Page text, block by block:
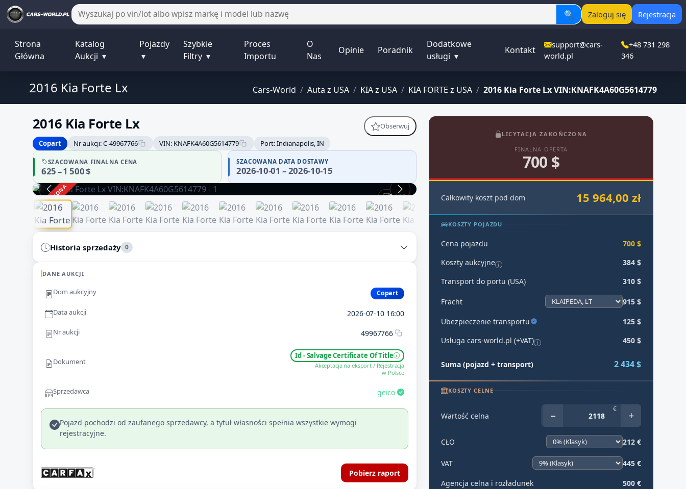
🔍 Zaloguj się Rejestracja
Strona
Główna
Katalog
Aukcji ▾
Pojazdy
▾
Szybkie
Filtry ▾
Proces
Importu
O
Nas
Opinie Poradnik
Dodatkowe
usługi ▾
Kontakt
support@cars-
world.pl
+48 731 298
346
Cars-World / Auta z USA / KIA z USA / KIA FORTE z USA / 2016 Kia Forte Lx VIN:KNAFK4A60G5614779
2016 Kia Forte Lx
2016 Kia Forte Lx
Obserwuj
Copart
Nr aukcji: C-49967766 VIN: KNAFK4A60G5614779 Port: Indianapolis, IN
SZACOWANA FINALNA CENA
625 – 1 500 $
SZACOWANA DATA DOSTAWY
2026-10-01 – 2026-10-15
ZAKOŃCZONA 1 / 12
Historia sprzedaży 0
DANE AUKCJI
Dom aukcyjny Copart
Data aukcji 2026-07-10 16:00
Nr aukcji 49967766
Dokument
Id - Salvage Certificate Of Title
Akceptacja na eksport / Rejestracja
w Polsce
Sprzedawca geico
Pojazd pochodzi od zaufanego sprzedawcy, a tytuł własności spełnia wszystkie wymogi
rejestracyjne.
Pobierz raport
LICYTACJA ZAKOŃCZONA
FINALNA OFERTA
700 $
Całkowity koszt pod dom 15 964,00 zł
KOSZTY POJAZDU
Cena pojazdu
700 $
Koszty aukcyjne
384 $
Transport do portu (USA)
310 $
Fracht 915 $
Ubezpieczenie transportu
125 $
Usługa cars-world.pl (+VAT)
450 $
Suma (pojazd + transport) 2 434 $
KOSZTY CELNE
Wartość celna − € +
CŁO 212 €
VAT 445 €
Agencja celna i rozładunek 500 €